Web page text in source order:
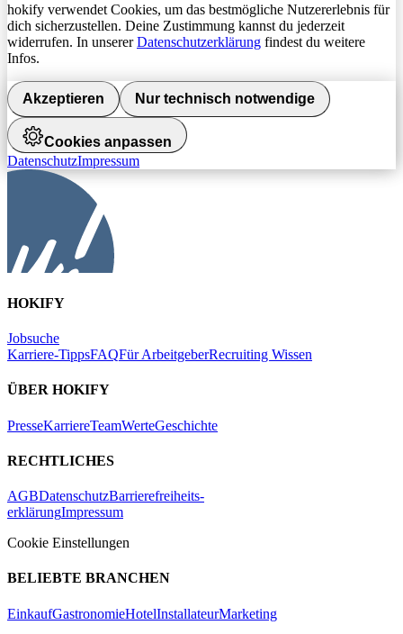
hokify verwendet Cookies, um das bestmögliche Nutzererlebnis für
dich sicherzustellen. Deine Zustimmung kannst du jederzeit
widerrufen. In unsererDatenschutzerklärung findest du weitere
Infos.
Akzeptieren Nur technisch notwendige
Cookies anpassen
DatenschutzImpressum
HOKIFY
Jobsuche
Karriere-TippsFAQFür ArbeitgeberRecruiting Wissen
ÜBER HOKIFY
PresseKarriereTeamWerteGeschichte
RECHTLICHES
AGBDatenschutzBarrierefreiheits-
erklärungImpressum
Cookie Einstellungen
BELIEBTE BRANCHEN
EinkaufGastronomieHotelInstallateurMarketing